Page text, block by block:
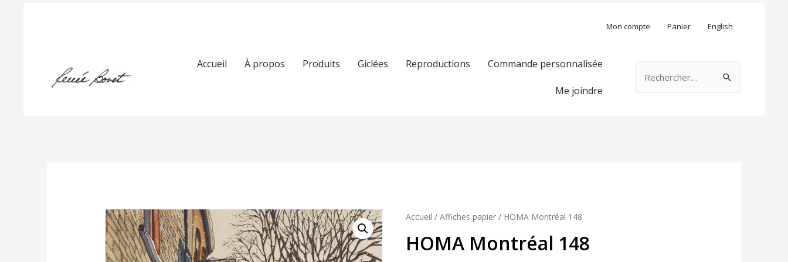
Mon compte Panier English
Accueil À propos Produits Giclées Reproductions Commande personnalisée
Me joindre
Accueil / Affiches papier/ HOMA Montréal 148
HOMA Montréal 148